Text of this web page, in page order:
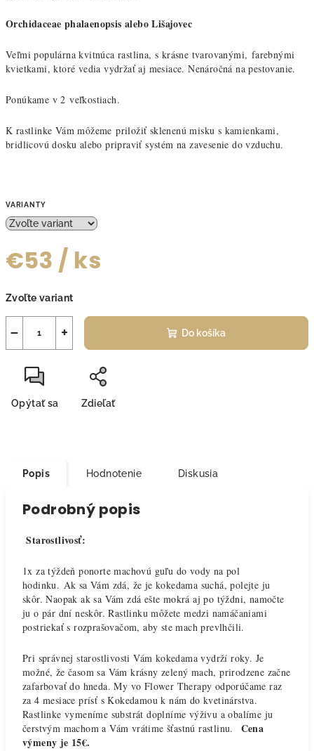
Orchidaceae phalaenopsis alebo Lišajovec
Veľmi populárna kvitnúca rastlina, s krásne tvarovanými, farebnými
kvietkami, ktoré vedia vydržať aj mesiace. Nenáročná na pestovanie.
Ponúkame v 2 veľkostiach.
K rastlinke Vám môžeme priložiť sklenenú misku s kamienkami,
bridlicovú dosku alebo pripraviť systém na zavesenie do vzduchu.
VARIANTY
€53 / ks
cena:
Zvoľte variant
+
− Do košíka
Opýtať sa Zdieľať
Popis Hodnotenie Diskusia
Podrobný popis
Starostlivosť:
1x za týždeň ponorte machovú guľu do vody na pol
hodinku. Ak sa Vám zdá, že je kokedama suchá, polejte ju
skôr. Naopak ak sa Vám zdá ešte mokrá aj po týždni, namočte
ju o pár dní neskôr. Rastlinku môžete medzi namáčaniami
postriekať s rozprašovačom, aby ste mach prevlhčili.
Pri správnej starostlivosti Vám kokedama vydrží roky. Je
možné, že časom sa Vám krásny zelený mach, prirodzene začne
zafarbovať do hneda. My vo Flower Therapy odporúčame raz
za 4 mesiace prísť s Kokedamou k nám do kvetinárstva.
Rastlinke vymeníme substrát doplníme výživu a obalíme ju
čerstvým machom a Vám vrátime šťastnú rastlinu. Cena
výmeny je 15€.